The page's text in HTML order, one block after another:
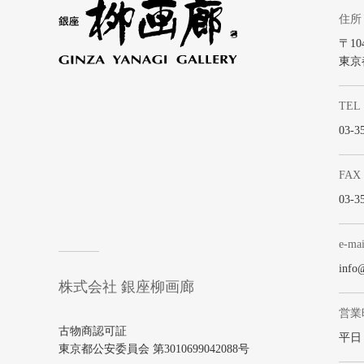
株式会社 銀座柳画廊
古物商認可証
東京都公安委員会 第3010699042088号
住所
〒
東京
TEL
03-
FAX
03-
e-
営業
平日